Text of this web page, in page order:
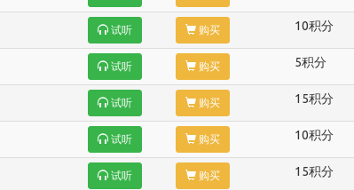
试听 购买 10积分
试听 购买 5积分
试听 购买 15积分
试听 购买 10积分
试听 购买 15积分